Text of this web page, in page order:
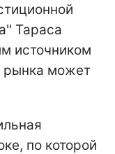
Тараса
источником
рынка может
по которой